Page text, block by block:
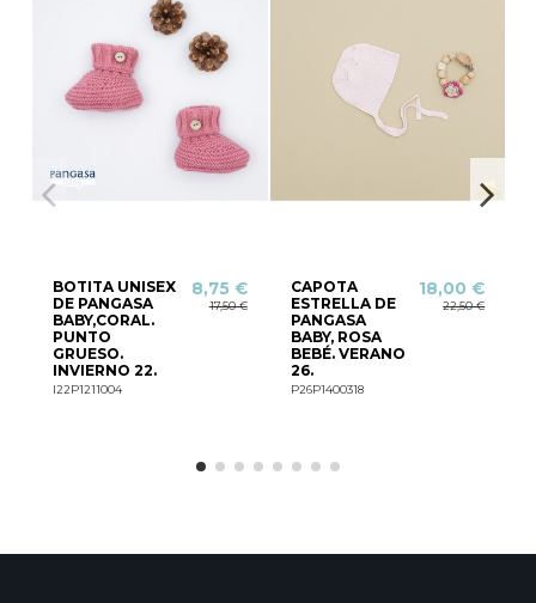
BOTITA UNISEX
DE PANGASA
BABY,CORAL.
PUNTO
GRUESO.
INVIERNO 22.
I22P1211004
8,75 €
17,50 €
CAPOTA
ESTRELLA DE
PANGASA
BABY, ROSA
BEBÉ. VERANO
26.
P26P1400318
18,00 €
22,50 €